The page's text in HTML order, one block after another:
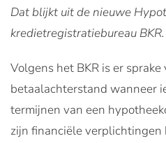
Dat blijkt uit de nieuwe
kredietregistratiebureau BKR.
Volgens het BKR is er sprake
betaalachterstand wanneer
termijnen van een
zijn financiële